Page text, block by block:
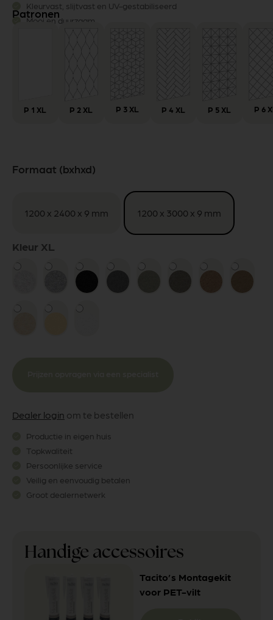
Kleurvast, slijtvast en UV-gestabiliseerd
Mooi en duurzaam
Patronen
P 1 XL P 2 XL P 3 XL P 4 XL P 5 XL P 6
Formaat (bxhxd)
1200 x 2400 x 9 mm 1200 x 3000 x 9 mm
Kleur XL
Dealer login om te bestellen
Productie in eigen huis
Topkwaliteit
Persoonlijke service
Veilig en eenvoudig betalen
Groot dealernetwerk
Handige accessoires
Tacito’s Montagekit
voor PET-vilt